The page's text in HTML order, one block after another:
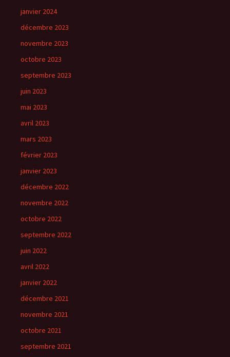
janvier 2024
décembre 2023
novembre 2023
octobre 2023
septembre 2023
juin 2023
mai 2023
avril 2023
mars 2023
février 2023
janvier 2023
décembre 2022
novembre 2022
octobre 2022
septembre 2022
juin 2022
avril 2022
janvier 2022
décembre 2021
novembre 2021
octobre 2021
septembre 2021